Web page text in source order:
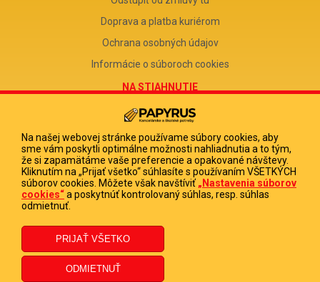
Doprava a platba kuriérom
Ochrana osobných údajov
Informácie o súboroch cookies
NA STIAHNUTIE
Reklamačný formulár
Odstúpenie od zmluvy
Poučenie o odstúpení od zmluvy
FIRMA
PAPYRUS POPRAD, s.r.o.
DIČ 2020513880
IČ DPH SK2020513880
Na našej webovej stránke používame súbory cookies, aby
sme vám poskytli optimálne možnosti nahliadnutia a to tým,
že si zapamätáme vaše preferencie a opakované návštevy.
Kliknutím na „Prijať všetko“ súhlasíte s používaním VŠETKÝCH
súborov cookies. Môžete však navštíviť „Nastavenia súborov
cookies“a poskytnúť kontrolovaný súhlas, resp. súhlas
odmietnuť.